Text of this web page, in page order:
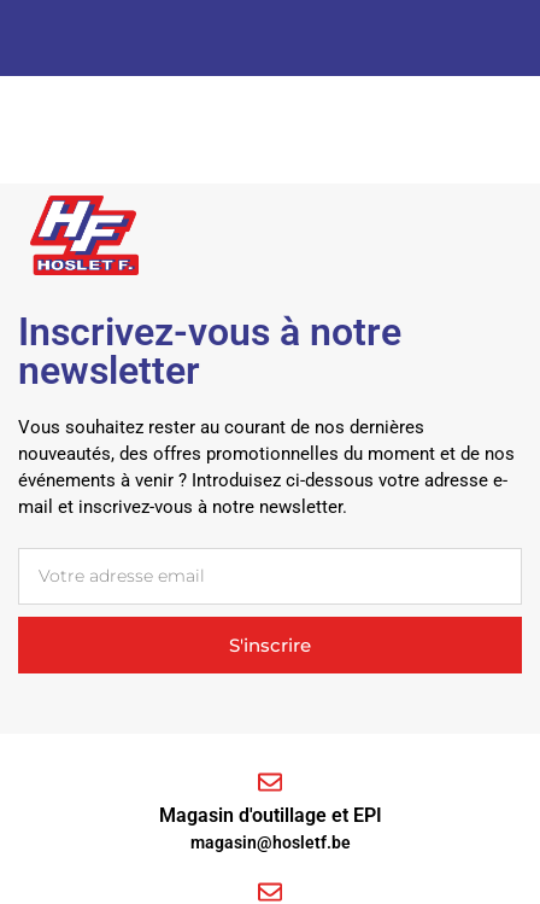
Inscrivez-vous à notre
newsletter
Vous souhaitez rester au courant de nos dernières
nouveautés, des offres promotionnelles du moment et de nos
événements à venir ? Introduisez ci-dessous votre adresse e-
mail et inscrivez-vous à notre newsletter.
S'inscrire
Magasin d'outillage et EPI
magasin@hosletf.be